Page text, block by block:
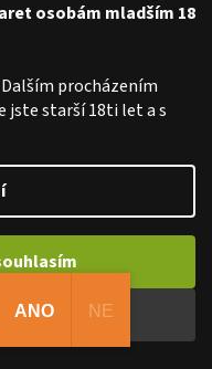
osobám mladším 18
procházením
jste starší 18ti let a s
ANO NE